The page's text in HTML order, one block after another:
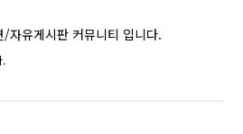
자유게시판 커뮤니티 입니다.
.